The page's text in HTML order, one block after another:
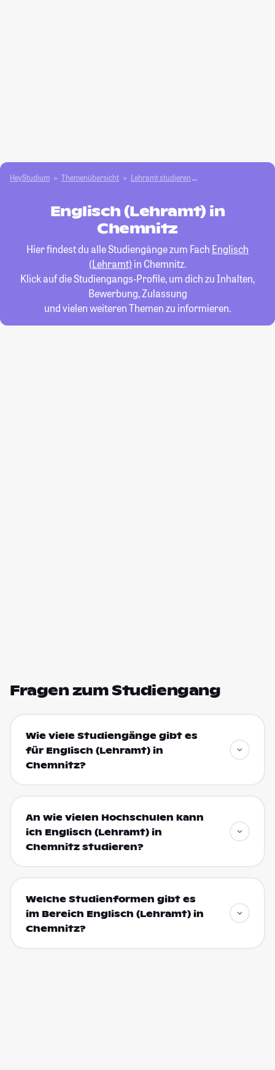
HeyStudium Themenübersicht Lehramt studieren
Englisch (Lehramt) in
Chemnitz
Hier findest du alle Studiengänge zum Fach Englisch
(Lehramt) in Chemnitz.
Klick auf die Studiengangs-Profile, um dich zu Inhalten,
Bewerbung, Zulassung
und vielen weiteren Themen zu informieren.
Fragen zum Studiengang
Wie viele Studiengänge gibt es
für Englisch (Lehramt) in
Chemnitz?
An wie vielen Hochschulen kann
ich Englisch (Lehramt) in
Chemnitz studieren?
Welche Studienformen gibt es
im Bereich Englisch (Lehramt) in
Chemnitz?